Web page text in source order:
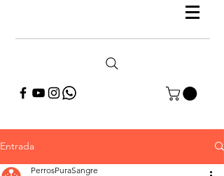
Entrada
PerrosPuraSangre